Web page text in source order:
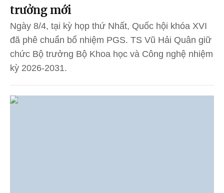
trưởng mới
Ngày 8/4, tại kỳ họp thứ Nhất, Quốc hội khóa XVI
đã phê chuẩn bổ nhiệm PGS. TS Vũ Hải Quân giữ
chức Bộ trưởng Bộ Khoa học và Công nghệ nhiệm
kỳ 2026-2031.